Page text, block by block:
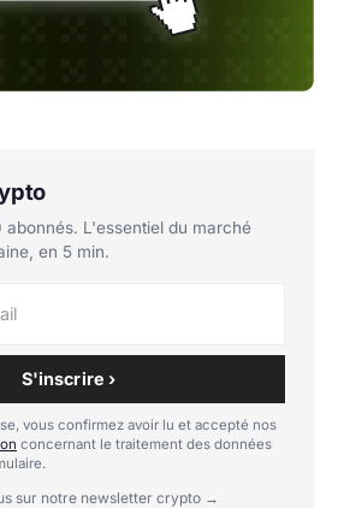
L'essentiel du marché
en 5 min.
S'inscrire ›
vous confirmez avoir lu et accepté nos
concernant le traitement des données
sur notre newsletter crypto →